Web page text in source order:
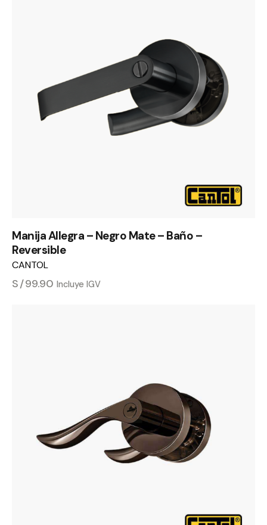
Manija Allegra – Negro Mate – Baño –
Reversible
CANTOL
S/99.90 Incluye IGV